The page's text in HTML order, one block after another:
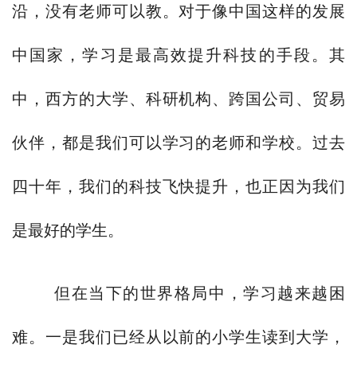
沿，没有老师可以教。对于像中国这样的发展
中国家，学习是最高效提升科技的手段。其
中，西方的大学、科研机构、跨国公司、贸易
伙伴，都是我们可以学习的老师和学校。过去
四十年，我们的科技飞快提升，也正因为我们
是最好的学生。
但在当下的世界格局中，学习越来越困
难。一是我们已经从以前的小学生读到大学，